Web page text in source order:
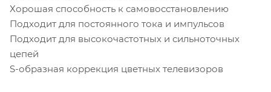
Хорошая способность к самовосстановлению
Подходит для постоянного тока и импульсов
Подходит для высокочастотных и сильноточных
цепей
S-образная коррекция цветных телевизоров